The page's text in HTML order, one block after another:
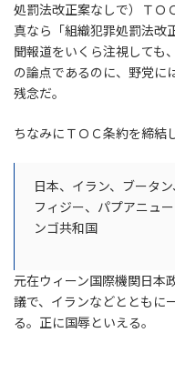
処罰法改正案なしで）ＴＯ
真なら「組織犯罪処罰法改
聞報道をいくら注視しても
の論点であるのに、野党に
残念だ。
ちなみにＴＯＣ条約を締結
日本、イラン、ブータ
フィジー、パプアニュ
ンゴ共和国
元在ウィーン国際機関日本
議で、イランなどとともに
る。正に国辱といえる。